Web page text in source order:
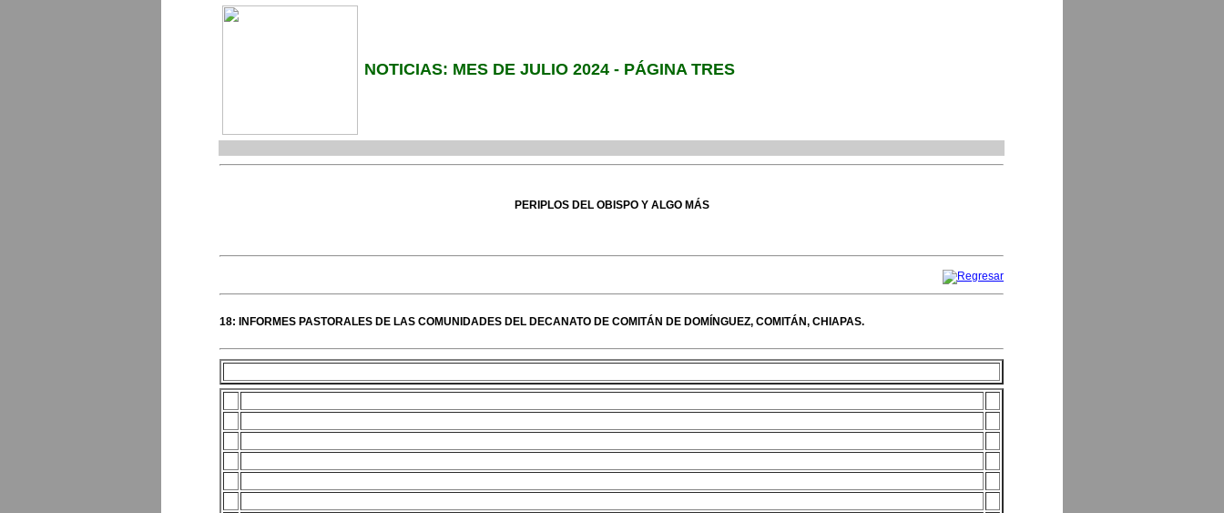
NOTICIAS: MES DE JULIO 2024 - PÁGINA TRES
PERIPLOS DEL OBISPO Y ALGO MÁS
18: INFORMES PASTORALES DE LAS COMUNIDADES DEL DECANATO DE COMITÁN DE DOMÍNGUEZ, COMITÁN, CHIAPAS.